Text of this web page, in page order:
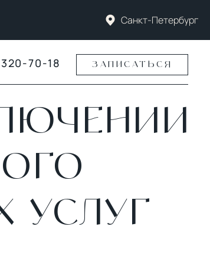
Санкт-Петербург
70-18 ЗАПИСАТЬСЯ
УСЛУГ